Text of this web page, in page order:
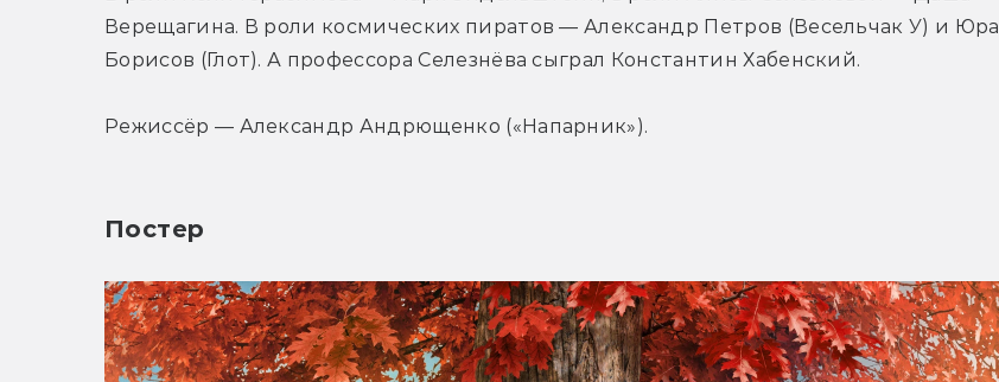
Верещагина. В роли космических пиратов — Александр Петров (Весельчак У) и Юра
Борисов (Глот). А профессора Селезнёва сыграл Константин Хабенский.
Режиссёр — Александр Андрющенко («Напарник»).
Постер